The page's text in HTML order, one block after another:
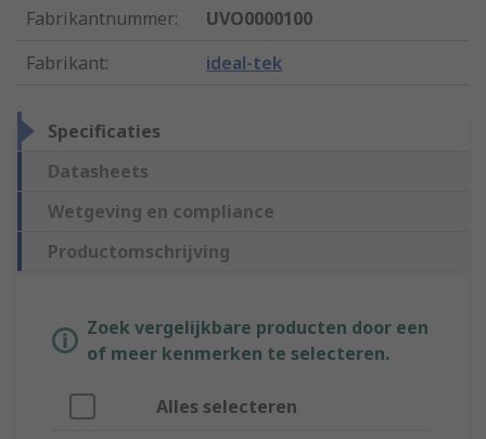
Fabrikantnummer:
UVO0000100
Fabrikant: ideal-tek
Specificaties
Datasheets
Wetgeving en compliance
Productomschrijving
Zoek vergelijkbare producten door een
of meer kenmerken te selecteren.
Alles selecteren